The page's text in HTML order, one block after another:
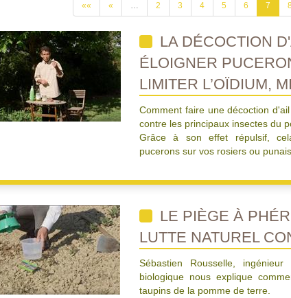
«« « … 2 3 4 5 6 7
LA DÉCOCTION
ÉLOIGNER
LIMITER L’OÏDIUM,
Comment faire une décoction
contre les principaux insectes du
Grâce à son effet répulsif,
pucerons sur vos rosiers ou
LE PIÈGE À
LUTTE NATUREL
Sébastien Rousselle,
biologique nous explique
taupins de la pomme de terre.